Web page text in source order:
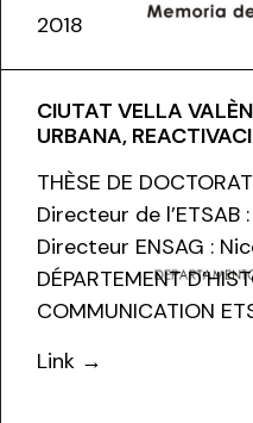
2018
CIUTAT VELLA
URBANA,
THÈSE DE
Directeur de l’ETSAB
Directeur ENSAG :
DÉPARTEMENT
COMMUNICATION
Link →